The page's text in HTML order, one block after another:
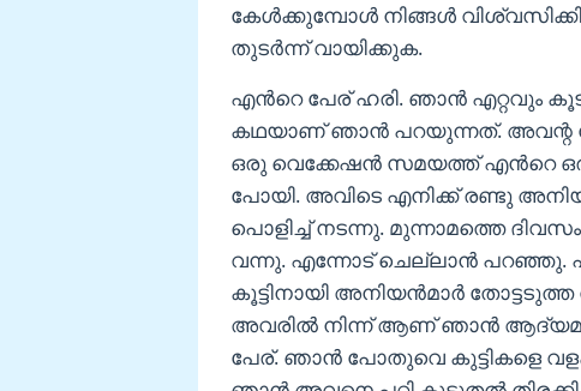
കേൾക്കുമ്പോൾ നിങ്ങൾ
തുടർന്ന് വായിക്കുക.
എൻറെ പേര് ഹരി. ഞാൻ എറ്റവും
കഥയാണ് ഞാൻ പറയുന്നത്. അവന്റ
ഒരു വെക്കേഷൻ സമയത്ത് എൻറെ ഒരു
പോയി. അവിടെ എനിക്ക് രണ്ടു
പൊളിച്ച് നടന്നു. മുന്നാമത്തെ
വന്നു. എന്നോട് ചെല്ലാൻ പറഞ്ഞു.
കൂട്ടിനായി അനിയൻമാർ തോട്ടടുത്ത
അവരിൽ നിന്ന് ആണ് ഞാൻ
പേര്. ഞാൻ പോതുവെ കുട്ടികളെ